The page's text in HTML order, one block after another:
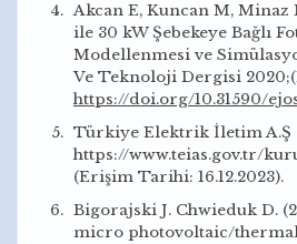
Akcan E, Kuncan M, Minaz
ile 30 kW Şebekeye Bağlı
Modellenmesi ve
Ve Teknoloji Dergisi
https://doi.org/10.31590/
Türkiye Elektrik İletim A.Ş
https://www.teias.gov.tr/
(Erişim Tarihi: 16.12.2023).
Bigorajski J. Chwieduk D.
micro photovoltaic/